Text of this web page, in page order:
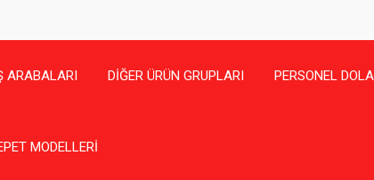
ARABALARI DİĞER ÜRÜN GRUPLARI PERSONEL
MODELLERİ